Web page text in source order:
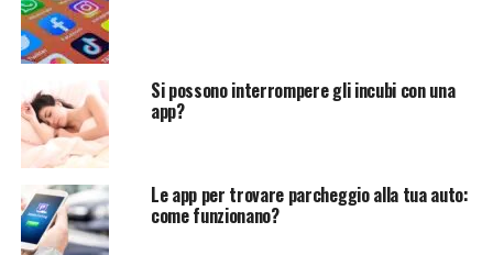
dovresti assolutamente
scaricare.
Perché le app video sono così importanti
Al giorno d’oggi, sui vari social, i video sono
estremamente diffusi. Diversepiattaforme di
videosharing
sono riuscite ad acquisire un successo
straordinario, da YouTube a Tik Tok passando per
Si possono interrompere gli incubi con una
app?
Le app per trovare parcheggio alla tua auto:
come funzionano?